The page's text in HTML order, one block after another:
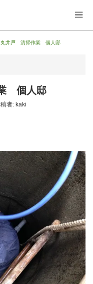
井戸 清掃作業 個人邸
個人邸
者: kaki